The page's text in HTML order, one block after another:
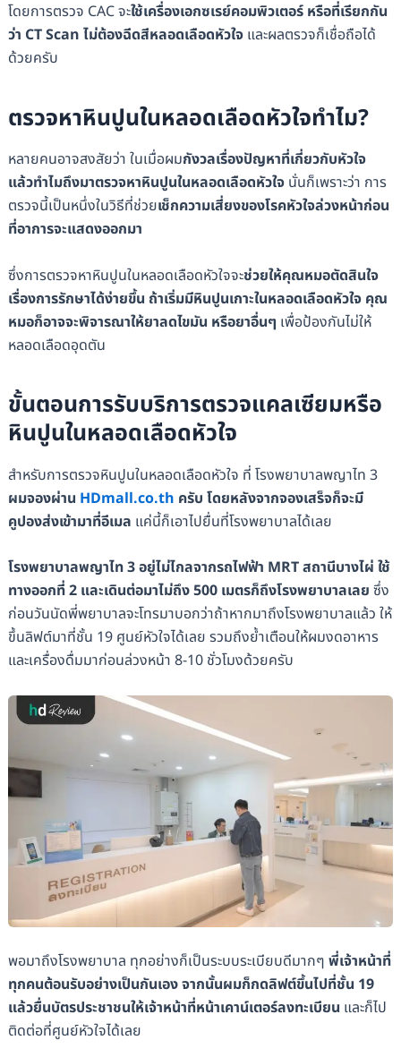
โดยการตรวจ CAC จะใช้เครื่องเอกซเรย์คอมพิวเตอร์ หรือที่เรียกกัน
ว่า CT Scan ไม่ต้องฉีดสีหลอดเลือดหัวใจและผลตรวจก็เชื่อถือได้
ด้วยครับ
ตรวจหาหินปูนในหลอดเลือดหัวใจทำไม?
หลายคนอาจสงสัยว่า ในเมื่อผมกังวลเรื่องปัญหาที่เกี่ยวกับหัวใจ
แล้วทำไมถึงมาตรวจหาหินปูนในหลอดเลือดหัวใจ นั่นก็เพราะว่า การ
ตรวจนี้เป็นหนึ่งในวิธีที่ช่วยเช็กความเสี่ยงของโรคหัวใจล่วงหน้าก่อน
ที่อาการจะแสดงออกมา
ซึ่งการตรวจหาหินปูนในหลอดเลือดหัวใจจะช่วยให้คุณหมอตัดสินใจ
เรื่องการรักษาได้ง่ายขึ้น ถ้าเริ่มมีหินปูนเกาะในหลอดเลือดหัวใจ คุณ
หมอก็อาจจะพิจารณาให้ยาลดไขมัน หรือยาอื่นๆ เพื่อป้องกันไม่ให้
หลอดเลือดอุดตัน
ขั้นตอนการรับบริการตรวจแคลเซียมหรือ
หินปูนในหลอดเลือดหัวใจ
สำหรับการตรวจหินปูนในหลอดเลือดหัวใจ ที่ โรงพยาบาลพญาไท 3
ผมจองผ่าน HDmall.co.th ครับ โดยหลังจากจองเสร็จก็จะมี
คูปองส่งเข้ามาที่อีเมล แค่นี้ก็เอาไปยื่นที่โรงพยาบาลได้เลย
โรงพยาบาลพญาไท 3 อยู่ไม่ไกลจากรถไฟฟ้า MRT สถานีบางไผ่ ใช้
ทางออกที่ 2 และเดินต่อมาไม่ถึง 500 เมตรก็ถึงโรงพยาบาลเลย ซึ่ง
ก่อนวันนัดพี่พยาบาลจะโทรมาบอกว่าถ้าหากมาถึงโรงพยาบาลแล้ว ให้
ขึ้นลิฟต์มาที่ชั้น 19 ศูนย์หัวใจได้เลย รวมถึงย้ำเตือนให้ผมงดอาหาร
และเครื่องดื่มมาก่อนล่วงหน้า 8-10 ชั่วโมงด้วยครับ
พอมาถึงโรงพยาบาล ทุกอย่างก็เป็นระบบระเบียบดีมากๆ พี่เจ้าหน้าที่
ทุกคนต้อนรับอย่างเป็นกันเอง จากนั้นผมก็กดลิฟต์ขึ้นไปที่ชั้น 19
แล้วยื่นบัตรประชาชนให้เจ้าหน้าที่หน้าเคาน์เตอร์ลงทะเบียน และก็ไป
ติดต่อที่ศูนย์หัวใจได้เลย